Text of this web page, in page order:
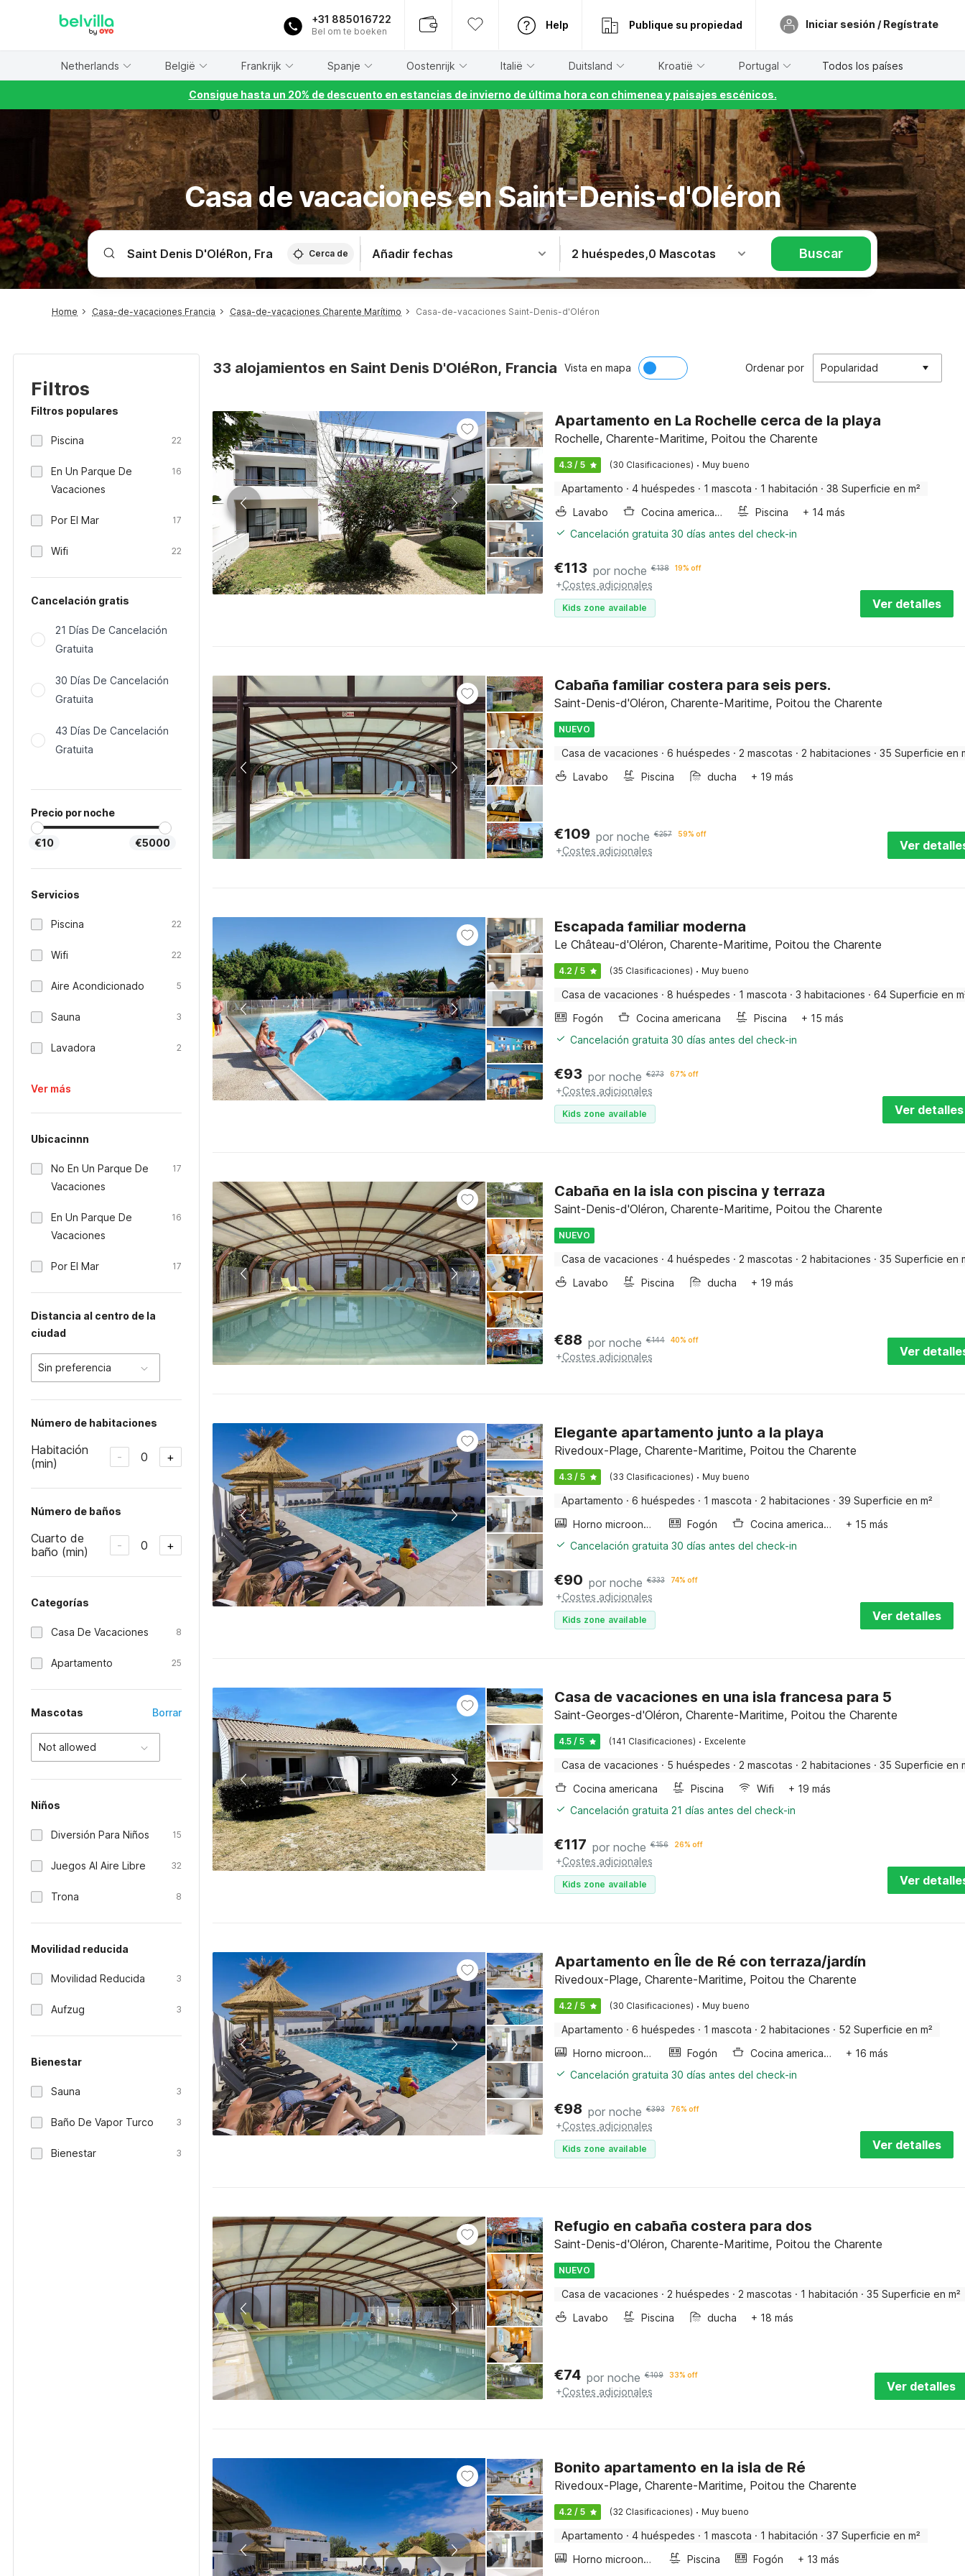
+31 885016722
Bel om te boeken
Help Publique su propiedad Iniciar sesión / Regístrate
Netherlands België Frankrijk Spanje Oostenrijk Italië Duitsland Kroatië Portugal Todos los países
Consigue hasta un 20% de descuento en estancias de invierno de última hora con chimenea y paisajes escénicos.
Casa de vacaciones en Saint-Denis-d'Oléron
Cerca de Añadir fechas 2 huéspedes,0 Mascotas Buscar
Home Casa-de-vacaciones Francia Casa-de-vacaciones Charente Marítimo Casa-de-vacaciones Saint-Denis-d'Oléron
Filtros
Filtros populares
Piscina 22
En Un Parque De
Vacaciones
16
Por El Mar 17
Wifi 22
Cancelación gratis
21 Días De Cancelación
Gratuita
30 Días De Cancelación
Gratuita
43 Días De Cancelación
Gratuita
Precio por noche
€10 €5000
Servicios
Piscina 22
Wifi 22
Aire Acondicionado 5
Sauna 3
Lavadora 2
Ver más
Ubicacinnn
No En Un Parque De
Vacaciones
17
En Un Parque De
Vacaciones
16
Por El Mar 17
Distancia al centro de la
ciudad
Sin preferencia
Número de habitaciones
Habitación
(min)
- 0 +
Número de baños
Cuarto de
baño (min)
- 0 +
Categorías
Casa De Vacaciones 8
Apartamento 25
Mascotas Borrar
Not allowed
Niños
Diversión Para Niños 15
Juegos Al Aire Libre 32
Trona 8
Movilidad reducida
Movilidad Reducida 3
Aufzug 3
Bienestar
Sauna 3
Baño De Vapor Turco 3
Bienestar 3
33 alojamientos en Saint Denis D'OléRon, Francia Vista en mapa Ordenar por Popularidad
Apartamento en La Rochelle cerca de la playa
Rochelle, Charente-Maritime, Poitou the Charente
4.3 / 5 (30 Clasificaciones) · Muy bueno
Apartamento · 4 huéspedes · 1 mascota · 1 habitación · 38 Superficie en m²
Lavabo
Cocina americana Piscina
+ 14 más
Cancelación gratuita 30 días antes del check-in
€113 por noche €138 19% off
+Costes adicionales
Kids zone available Ver detalles
Cabaña familiar costera para seis pers.
Saint-Denis-d'Oléron, Charente-Maritime, Poitou the Charente
NUEVO
Casa de vacaciones · 6 huéspedes · 2 mascotas · 2 habitaciones · 35 Superficie en
Lavabo
Piscina ducha + 19 más
€109 por noche €257 59% off
+Costes adicionales Ver
Escapada familiar moderna
Le Château-d'Oléron, Charente-Maritime, Poitou the Charente
4.2 / 5 (35 Clasificaciones) · Muy bueno
Casa de vacaciones · 8 huéspedes · 1 mascota · 3 habitaciones · 64 Superficie en
Fogón
Cocina americana Piscina
+ 15 más
Cancelación gratuita 30 días antes del check-in
€93 por noche €273 67% off
+Costes adicionales
Kids zone available Ver detalles
Cabaña en la isla con piscina y terraza
Saint-Denis-d'Oléron, Charente-Maritime, Poitou the Charente
NUEVO
Casa de vacaciones · 4 huéspedes · 2 mascotas · 2 habitaciones · 35 Superficie en
Lavabo
Piscina ducha + 19 más
€88 por noche €144 40% off
+Costes adicionales Ver
Elegante apartamento junto a la playa
Rivedoux-Plage, Charente-Maritime, Poitou the Charente
4.3 / 5 (33 Clasificaciones) · Muy bueno
Apartamento · 6 huéspedes · 1 mascota · 2 habitaciones · 39 Superficie en m²
Horno microondas
Fogón Cocina americana
+ 15 más
Cancelación gratuita 30 días antes del check-in
€90 por noche €333 74% off
+Costes adicionales
Kids zone available Ver detalles
Casa de vacaciones en una isla francesa para 5
Saint-Georges-d'Oléron, Charente-Maritime, Poitou the Charente
4.5 / 5 (141 Clasificaciones) · Excelente
Casa de vacaciones · 5 huéspedes · 2 mascotas · 2 habitaciones · 35 Superficie en
Cocina americana
Piscina Wifi
+ 19 más
Cancelación gratuita 21 días antes del check-in
€117 por noche €156 26% off
+Costes adicionales
Kids zone available Ver
Apartamento en Île de Ré con terraza/jardín
Rivedoux-Plage, Charente-Maritime, Poitou the Charente
4.2 / 5 (30 Clasificaciones) · Muy bueno
Apartamento · 6 huéspedes · 1 mascota · 2 habitaciones · 52 Superficie en m²
Horno microondas
Fogón Cocina americana
+ 16 más
Cancelación gratuita 30 días antes del check-in
€98 por noche €393 76% off
+Costes adicionales
Kids zone available Ver detalles
Refugio en cabaña costera para dos
Saint-Denis-d'Oléron, Charente-Maritime, Poitou the Charente
NUEVO
Casa de vacaciones · 2 huéspedes · 2 mascotas · 1 habitación · 35 Superficie en m²
Lavabo
Piscina ducha + 18 más
€74 por noche €109 33% off
+Costes adicionales Ver detalles
Bonito apartamento en la isla de Ré
Rivedoux-Plage, Charente-Maritime, Poitou the Charente
4.2 / 5 (32 Clasificaciones) · Muy bueno
Apartamento · 4 huéspedes · 1 mascota · 1 habitación · 37 Superficie en m²
Horno microondas
Piscina Fogón
+ 13 más